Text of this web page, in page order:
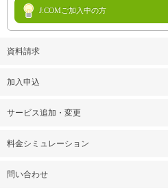
J:COMご加入中の方
資料請求
加入申込
サービス追加・変更
料金シミュレーション
問い合わせ